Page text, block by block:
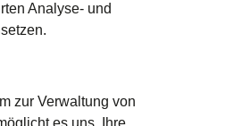
Analyse- und
zur Verwaltung von
es uns, Ihre